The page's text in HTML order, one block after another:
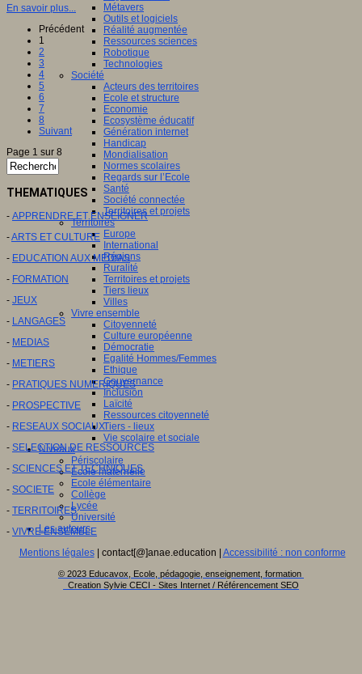
Métavers
Outils et logiciels
Réalité augmentée
Ressources sciences
Robotique
Technologies
Société
Acteurs des territoires
Ecole et structure
Economie
Ecosystème éducatif
Génération internet
Handicap
Mondialisation
Normes scolaires
Regards sur l’Ecole
Santé
Société connectée
Territoires et projets
Territoires
Europe
International
Régions
Ruralité
Territoires et projets
Tiers lieux
Villes
Vivre ensemble
Citoyenneté
Culture européenne
Démocratie
Egalité Hommes/Femmes
Ethique
Gouvernance
Inclusion
Laïcité
Ressources citoyenneté
Tiers - lieux
Vie scolaire et sociale
Niveaux
Périscolaire
Ecole maternelle
Ecole élémentaire
Collège
Lycée
Université
Les auteurs
En savoir plus...
Précédent
1
2
3
4
5
6
7
8
Suivant
Page 1 sur 8
THEMATIQUES
- APPRENDRE ET ENSEIGNER
-ARTS ET CULTURE
- EDUCATION AUX MEDIAS
- FORMATION
- JEUX
- LANGAGES
- MEDIAS
- METIERS
- PRATIQUES NUMERIQUES
- PROSPECTIVE
- RESEAUX SOCIAUX
- SELECTION DE RESSOURCES
- SCIENCES ET TECHNIQUES
- SOCIETE
- TERRITOIRES
- VIVRE ENSEMBLE
Mentions légales| contact[@]anae.education | Accessibilité : non conforme
© 2023 Educavox, Ecole, pédagogie, enseignement, formation
Creation Sylvie CECI - Sites Internet / Référencement SEO